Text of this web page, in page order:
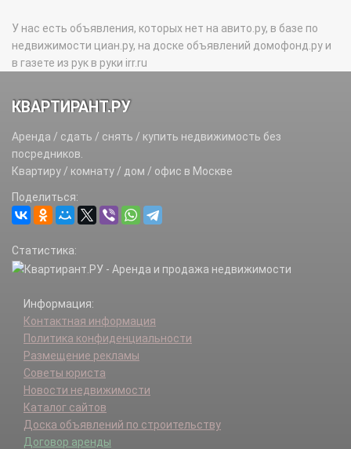
У нас есть объявления, которых нет на авито.ру, в базе по
недвижимости циан.ру, на доске объявлений домофонд.ру и
в газете из рук в руки irr.ru
КВАРТИРАНТ.РУ
Аренда / сдать / снять / купить недвижимость без
посредников.
Квартиру / комнату / дом / офис в Москве
Поделиться:
Статистика:
Информация:
Контактная информация
Политика конфиденциальности
Размещение рекламы
Советы юриста
Новости недвижимости
Каталог сайтов
Доска объявлений по строительству
Договор аренды